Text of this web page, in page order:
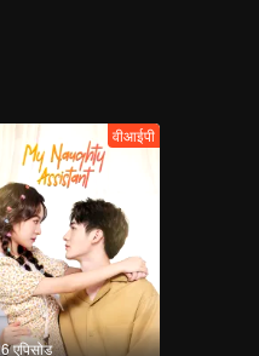
ultimately ending up together.
एपिसोड
वीआईपी